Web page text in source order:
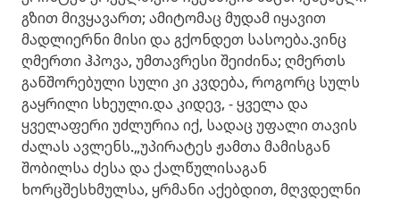
გზით მივყავართ; ამიტომაც მუდამ იყავით
მადლიერნი მისი და გქონდეთ სასოება.ვინც
ღმერთი ჰპოვა, უმთავრესი შეიძინა; ღმერთს
განშორებული სული კი კვდება, როგორც სულს
გაყრილი სხეული.და კიდევ, - ყველა და
ყველაფერი უძლურია იქ, სადაც უფალი თავის
ძალას ავლენს.„უპირატეს ჟამთა მამისგან
შობილსა ძესა და ქალწულისაგან
ხორცშესხმულსა, ყრმანი აქებდით, მღვდელნი